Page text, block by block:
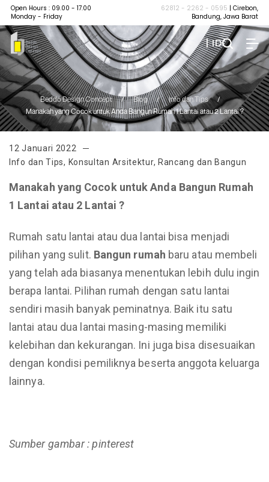
Open Hours : 09.00 - 17.00
Monday - Friday
62812 - 2262 - 0595 | Cirebon,
Bandung, Jawa Barat
| ID
Beddo Design Concept / Blog / Info dan Tips
/
Manakah yang Cocok untuk Anda Bangun Rumah 1 Lantai atau 2 Lantai ?
12 Januari 2022
Info dan Tips, Konsultan Arsitektur, Rancang dan Bangun
Manakah yang Cocok untuk Anda Bangun Rumah
1 Lantai atau 2 Lantai ?
Rumah satu lantai atau dua lantai bisa menjadi
pilihan yang sulit. Bangun rumah baru atau membeli
yang telah ada biasanya menentukan lebih dulu ingin
berapa lantai. Pilihan rumah dengan satu lantai
sendiri masih banyak peminatnya. Baik itu satu
lantai atau dua lantai masing-masing memiliki
kelebihan dan kekurangan. Ini juga bisa disesuaikan
dengan kondisi pemiliknya beserta anggota keluarga
lainnya.
Sumber gambar : pinterest